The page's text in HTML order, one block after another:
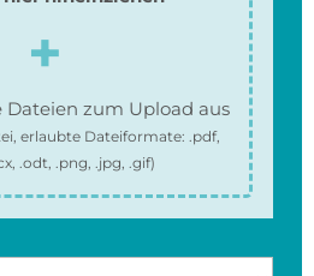
Dateien zum Upload aus
erlaubte Dateiformate: .pdf,
.odt, .png, .jpg, .gif)